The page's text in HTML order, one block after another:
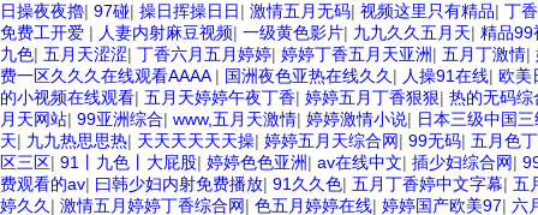
日操夜夜擼| 97碰| 操日挥操日日| 激情五月无码| 视频这里只有精品| 丁
免费工开爱 | 人妻内射麻豆视频| 一级黄色影片| 九九久久五月天| 精品99
九色| 五月天涩涩| 丁香六月五月婷婷| 婷婷丁香五月天亚洲| 五月丁激情|
费一区久久久在线观看AAAA | 国洲夜色亚热在线久久 | 人操91在线| 欧美
的小视频在线观看| 五月天婷婷午夜丁香| 婷婷五月丁香狠狠| 热的无码综
月天网站| 99亚洲综合| www,五月天激情| 婷婷激情小说| 日本三级中国
天| 九九热思思热| 天天天天天天操| 婷婷五月天综合网| 99无码| 五月色
区三区| 91丨九色丨大屁股| 婷婷色色亚洲| av在线中文| 插少妇综合网|
费观看的av| 曰韩少妇内射免费播放| 91久久色| 五月丁香婷中文字幕| 五
婷久久 | 激情五月婷婷丁香综合网| 色五月婷婷在线| 婷婷国产欧美97| 六